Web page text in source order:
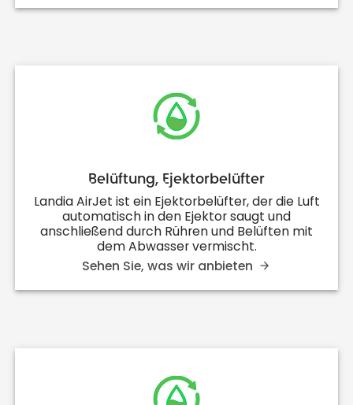
Belüftung, Ejektorbelüfter
Landia AirJet ist ein Ejektorbelüfter, der die Luft
automatisch in den Ejektor saugt und
anschließend durch Rühren und Belüften mit
dem Abwasser vermischt.
Sehen Sie, was wir anbieten